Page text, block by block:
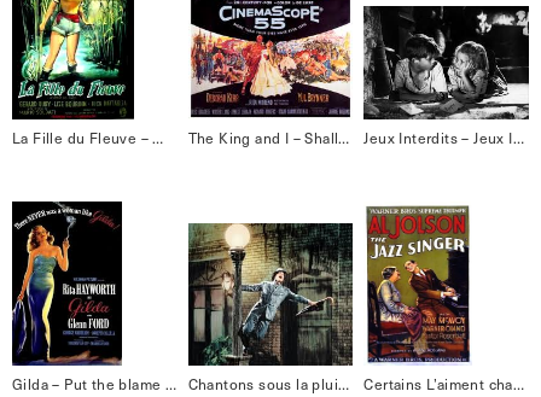
La Fille du Fleuve – Mambo Bacan The King and I – Shall we dance Jeux Interdits – Jeux Interdits
Gilda – Put the blame on name Chantons sous la pluie – Singing in the rain Certains L’aiment chaud – I wanna be loved by you